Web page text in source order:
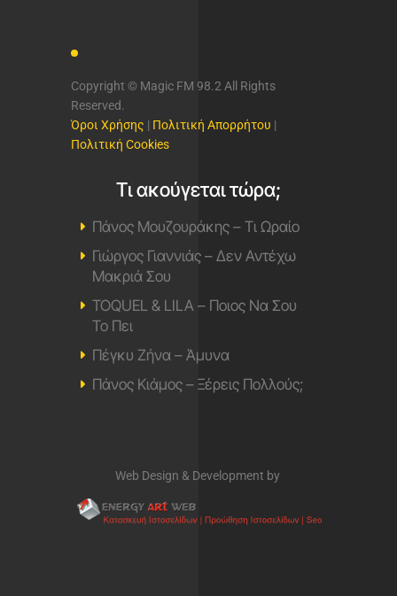
Copyright © Magic FM 98.2 All Rights
Reserved.
Όροι Χρήσης | Πολιτική Απορρήτου |
Πολιτική Cookies
Τι ακούγεται τώρα;
Πάνος Μουζουράκης – Τι Ωραίο
Γιώργος Γιαννιάς – Δεν Αντέχω
Μακριά Σου
TOQUEL & LILA – Ποιος Να Σου
Το Πει
Πέγκυ Ζήνα – Άμυνα
Πάνος Κιάμος – Ξέρεις Πολλούς;
Web Design & Development by